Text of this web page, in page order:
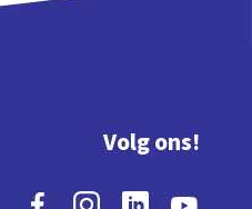
Volg ons!